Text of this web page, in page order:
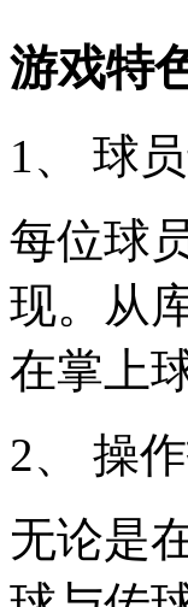
游戏特
1、 球
每位球
现。从
在掌上
2、 操
无论是